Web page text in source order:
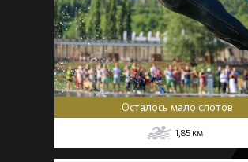
Осталось мало слотов
1,85 км